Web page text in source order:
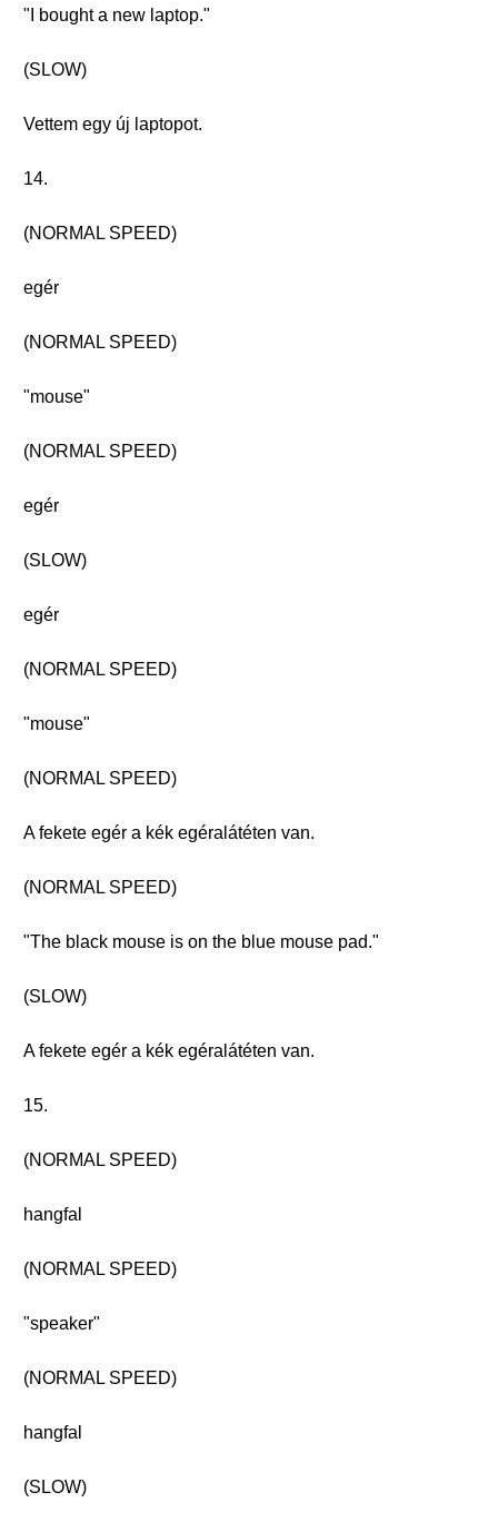
"I bought a new laptop."
(SLOW)
Vettem egy új laptopot.
14.
(NORMAL SPEED)
egér
(NORMAL SPEED)
"mouse"
(NORMAL SPEED)
egér
(SLOW)
egér
(NORMAL SPEED)
"mouse"
(NORMAL SPEED)
A fekete egér a kék egéralátéten van.
(NORMAL SPEED)
"The black mouse is on the blue mouse pad."
(SLOW)
A fekete egér a kék egéralátéten van.
15.
(NORMAL SPEED)
hangfal
(NORMAL SPEED)
"speaker"
(NORMAL SPEED)
hangfal
(SLOW)